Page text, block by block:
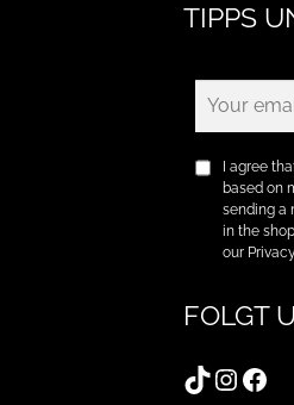
TIPPS
I agree
based on
sending a
in the
our
FOLGT
TikTok